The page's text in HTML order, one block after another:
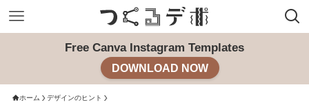
Free Canva Instagram Templates
DOWNLOAD NOW
ホーム デザインのヒント